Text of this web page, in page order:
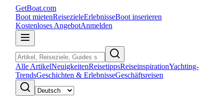
GetBoat.com
Boot mietenReisezieleErlebnisseBoot inserieren
Kostenloses AngebotAnmelden
Alle ArtikelNeuigkeitenReisetippsReiseinspirationYachting-
TrendsGeschichten & ErlebnisseGeschäftsreisen